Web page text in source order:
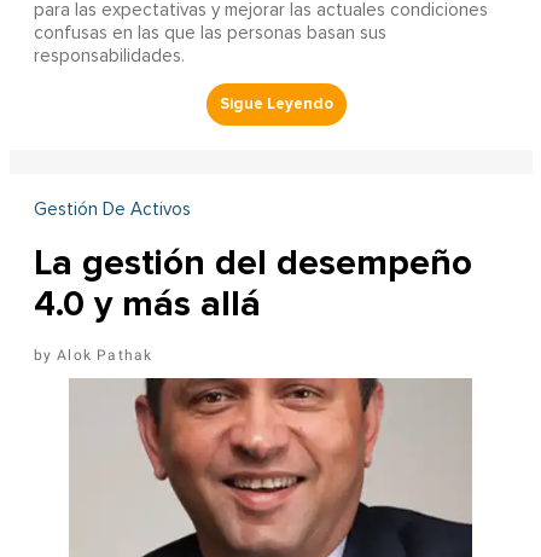
para las expectativas y mejorar las actuales condiciones
confusas en las que las personas basan sus
responsabilidades.
Gestión De Activos
La gestión del desempeño
4.0 y más allá
Alok Pathak